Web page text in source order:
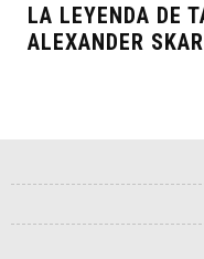
LA LEYENDA DE
ALEXANDER